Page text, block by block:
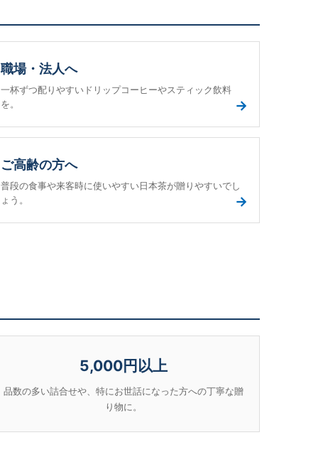
職場・法人へ
一杯ずつ配りやすいドリップコーヒーやスティック飲料
を。
→
ご高齢の方へ
普段の食事や来客時に使いやすい日本茶が贈りやすいでし
ょう。
→
5,000円以上
品数の多い詰合せや、特にお世話になった方への丁寧な贈
り物に。